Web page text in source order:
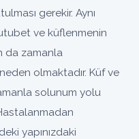
gerekir. Aynı
ve küflenmenin
da zamanla
olmaktadır. Küf ve
solunum yolu
yapınızdaki